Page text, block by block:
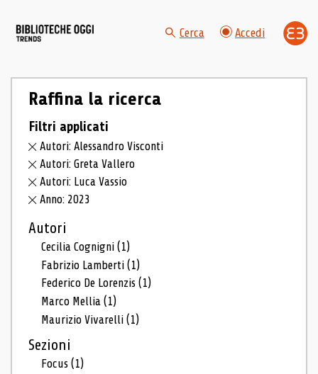
Cerca Accedi
Raffina la ricerca
Filtri applicati
Autori: Alessandro Visconti
Autori: Greta Vallero
Autori: Luca Vassio
Anno: 2023
Autori
Cecilia Cognigni(1)
Fabrizio Lamberti(1)
Federico De Lorenzis(1)
Marco Mellia(1)
Maurizio Vivarelli(1)
Sezioni
Focus(1)